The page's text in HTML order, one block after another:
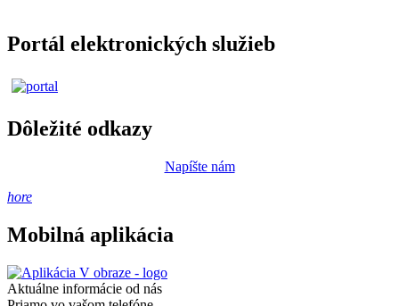
Portál elektronických služieb
Dôležité odkazy
Napíšte nám
hore
Mobilná aplikácia
Aktuálne informácie od nás